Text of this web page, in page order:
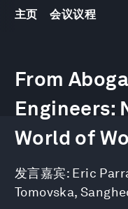
主页 会议议程
From
Engineers:
World of
发言嘉宾: Eric
Tomovska,
of
minutes,
8